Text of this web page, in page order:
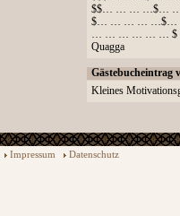
$$… … … …$…
$… … … … …$…
… … … … … … $
Quagga
Gästebucheintrag
Kleines
Impressum Datenschutz